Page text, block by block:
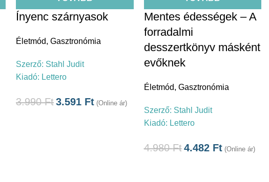
Ínyenc szárnyasok
Életmód, Gasztronómia
Szerző: Stahl Judit
Kiadó: Lettero
3.990Ft3.591 Ft (Online ár)
Mentes édességek – A
forradalmi
desszertkönyv másként
evőknek
Életmód, Gasztronómia
Szerző: Stahl Judit
Kiadó: Lettero
4.980Ft 4.482 Ft (Online ár)